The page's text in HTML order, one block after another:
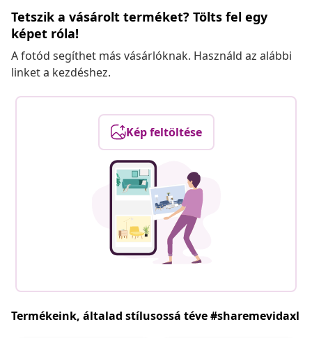
Tetszik a vásárolt terméket? Tölts fel egy
képet róla!
A fotód segíthet más vásárlóknak. Használd az alábbi
linket a kezdéshez.
Kép feltöltése
Termékeink, általad stílusossá téve #sharemevidaxl